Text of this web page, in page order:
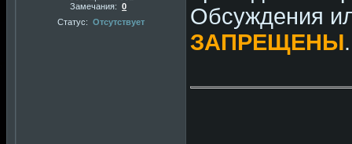
Замечания:0
Статус: Отсутствует
Обсуждения
ЗАПРЕЩЕНЫ.